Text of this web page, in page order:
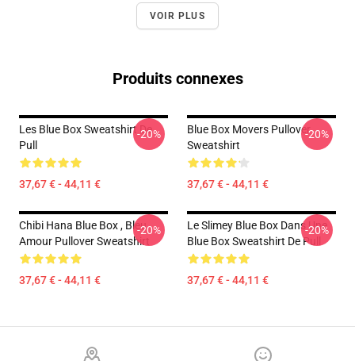
VOIR PLUS
Produits connexes
Les Blue Box Sweatshirt De
Pull
37,67 € - 44,11 €
-20%
Blue Box Movers Pullover
Sweatshirt
37,67 € - 44,11 €
-20%
Chibi Hana Blue Box , Bleu
Amour Pullover Sweatshirt
37,67 € - 44,11 €
-20%
Le Slimey Blue Box Dans Une
Blue Box Sweatshirt De Pull
37,67 € - 44,11 €
-20%